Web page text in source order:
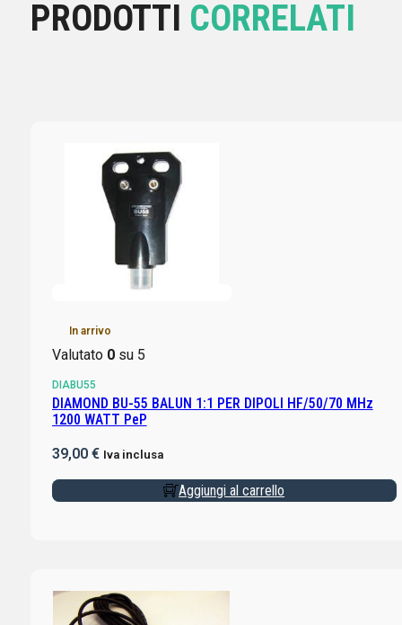
PRODOTTI CORRELATI
In arrivo
Valutato 0su 5
DIABU55
DIAMOND BU-55 BALUN 1:1 PER DIPOLI HF/50/70 MHz
1200 WATT PeP
39,00 € Iva inclusa
Aggiungi al carrello